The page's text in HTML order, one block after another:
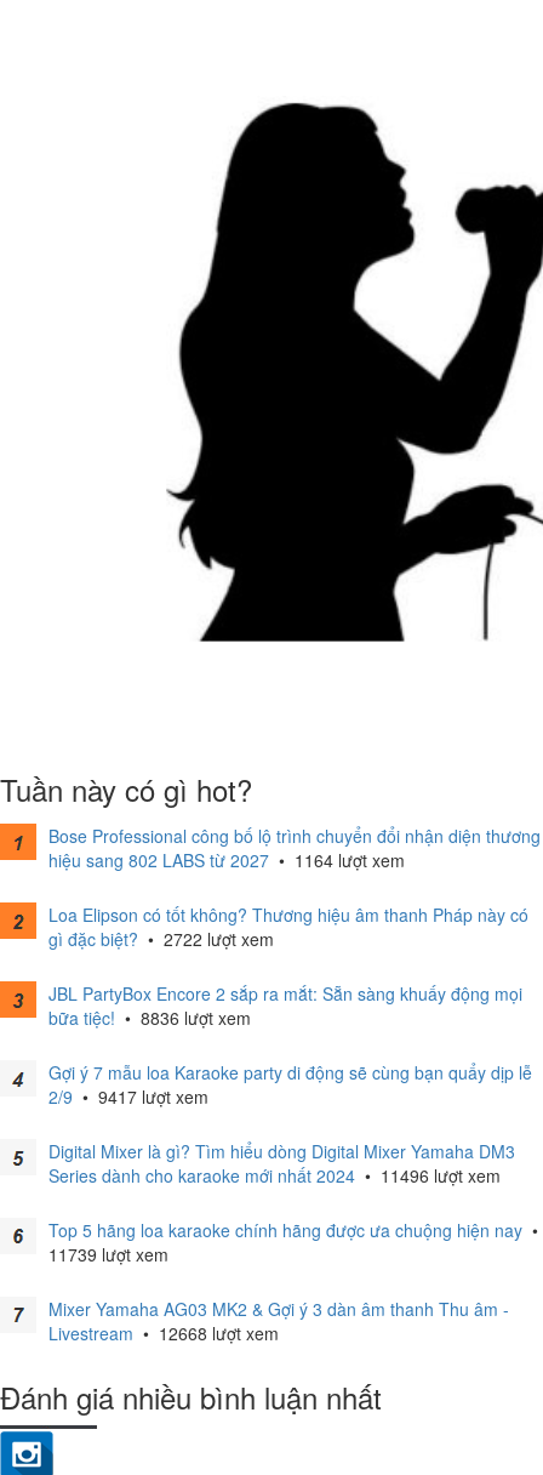
Tuần này có gì hot?
Bose Professional công bố lộ trình chuyển đổi nhận diện thương
hiệu sang 802 LABS từ 2027 • 1164 lượt xem
Loa Elipson có tốt không? Thương hiệu âm thanh Pháp này có
gì đặc biệt? • 2722 lượt xem
JBL PartyBox Encore 2 sắp ra mắt: Sẵn sàng khuấy động mọi
bữa tiệc! • 8836 lượt xem
Gợi ý 7 mẫu loa Karaoke party di động sẽ cùng bạn quẩy dịp lễ
2/9 • 9417 lượt xem
Digital Mixer là gì? Tìm hiểu dòng Digital Mixer Yamaha DM3
Series dành cho karaoke mới nhất 2024 • 11496 lượt xem
Top 5 hãng loa karaoke chính hãng được ưa chuộng hiện nay •
11739 lượt xem
Mixer Yamaha AG03 MK2 & Gợi ý 3 dàn âm thanh Thu âm -
Livestream • 12668 lượt xem
Đánh giá nhiều bình luận nhất